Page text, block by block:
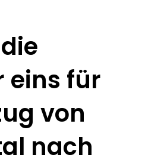
eins für
von
nach